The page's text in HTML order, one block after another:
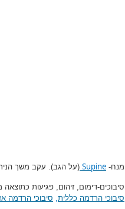
מנח- Supine (על הגב). עקב משך
סיבוכים-דימום, זיהום, פגיעות
סיבוכי הרדמה כללית, סיבוכי הרדמה